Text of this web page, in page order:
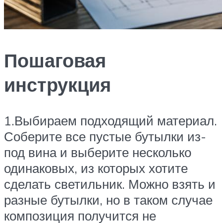
Пошаговая
инструкция
1.Выбираем подходящий материал.
Соберите все пустые бутылки из-
под вина и выберите несколько
одинаковых, из которых хотите
сделать светильник. Можно взять и
разные бутылки, но в таком случае
композиция получится не